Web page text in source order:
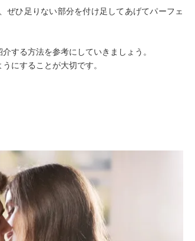
ぜひ足りない部分を付け足してあげてパーフェ
する方法を参考にしていきましょう。
にすることが大切です。